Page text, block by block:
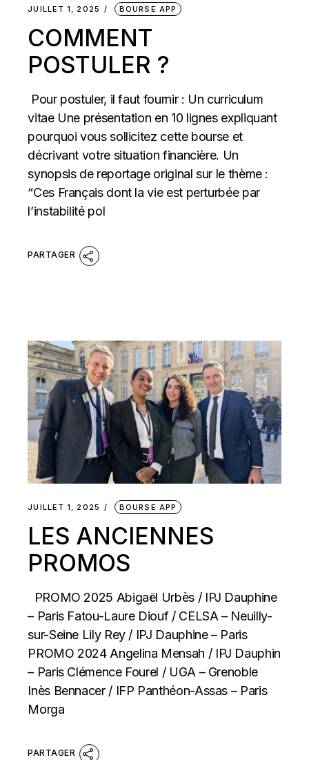
JUILLET 1, 2025 BOURSE APP
COMMENT
POSTULER ?
Pour postuler, il faut fournir : Un curriculum
vitae Une présentation en 10 lignes expliquant
pourquoi vous sollicitez cette bourse et
décrivant votre situation financière. Un
synopsis de reportage original sur le thème :
“Ces Français dont la vie est perturbée par
l’instabilité pol
JUILLET 1, 2025 BOURSE APP
LES ANCIENNES
PROMOS
PROMO 2025 Abigaël Urbès / IPJ Dauphine
– Paris Fatou-Laure Diouf / CELSA – Neuilly-
sur-Seine Lily Rey / IPJ Dauphine – Paris
PROMO 2024 Angelina Mensah / IPJ Dauphin
– Paris Clémence Fourel / UGA – Grenoble
Inès Bennacer / IFP Panthéon-Assas – Paris
Morga